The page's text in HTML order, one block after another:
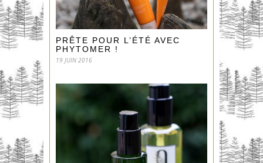
PRÊTE POUR L’ÉTÉ AVEC
PHYTOMER !
19 JUIN 2016